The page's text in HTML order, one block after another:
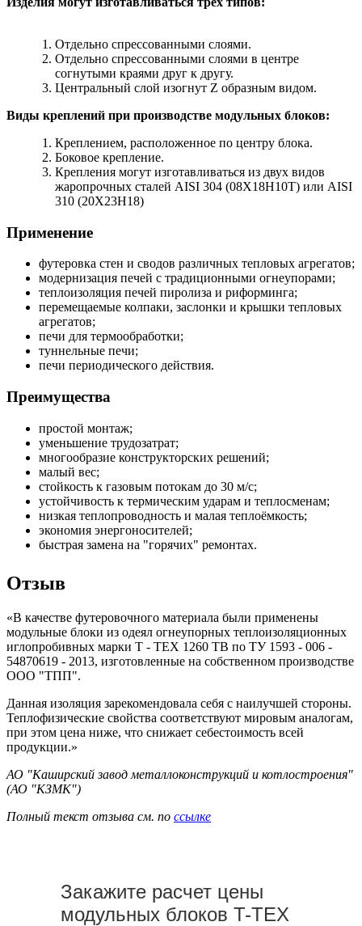
Отдельно спрессованными слоями.
Отдельно спрессованными слоями в центре
согнутыми краями друг к другу.
Центральный слой изогнут Z образным видом.
Виды креплений при производстве модульных блоков:
Креплением, расположенное по центру блока.
Боковое крепление.
Крепления могут изготавливаться из двух видов
жаропрочных сталей AISI 304 (08Х18Н10Т) или AISI
310 (20Х23Н18)
Применение
футеровка стен и сводов различных тепловых агрегатов;
модернизация печей с традиционными огнеупорами;
теплоизоляция печей пиролиза и риформинга;
перемещаемые колпаки, заслонки и крышки тепловых
агрегатов;
печи для термообработки;
туннельные печи;
печи периодического действия.
Преимущества
простой монтаж;
уменьшение трудозатрат;
многообразие конструкторских решений;
малый вес;
стойкость к газовым потокам до 30 м/с;
устойчивость к термическим ударам и теплосменам;
низкая теплопроводность и малая теплоёмкость;
экономия энергоносителей;
быстрая замена на "горячих" ремонтах.
Отзыв
«В качестве футеровочного материала были применены
модульные блоки из одеял огнеупорных теплоизоляционных
иглопробивных марки Т - ТЕХ 1260 ТВ по ТУ 1593 - 006 -
54870619 - 2013, изготовленные на собственном производстве
ООО "ТПП".
Данная изоляция зарекомендовала себя с наилучшей стороны.
Теплофизические свойства соответствуют мировым аналогам,
при этом цена ниже, что снижает себестоимость всей
продукции.»
АО "Каширский завод металлоконструкций и котлостроения"
(АО "КЗМК")
Полный текст отзыва см. по ссылке
Закажите расчет цены
модульных блоков T-TEX